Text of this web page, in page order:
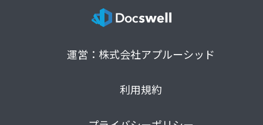
運営：株式会社アプルーシッド
利用規約